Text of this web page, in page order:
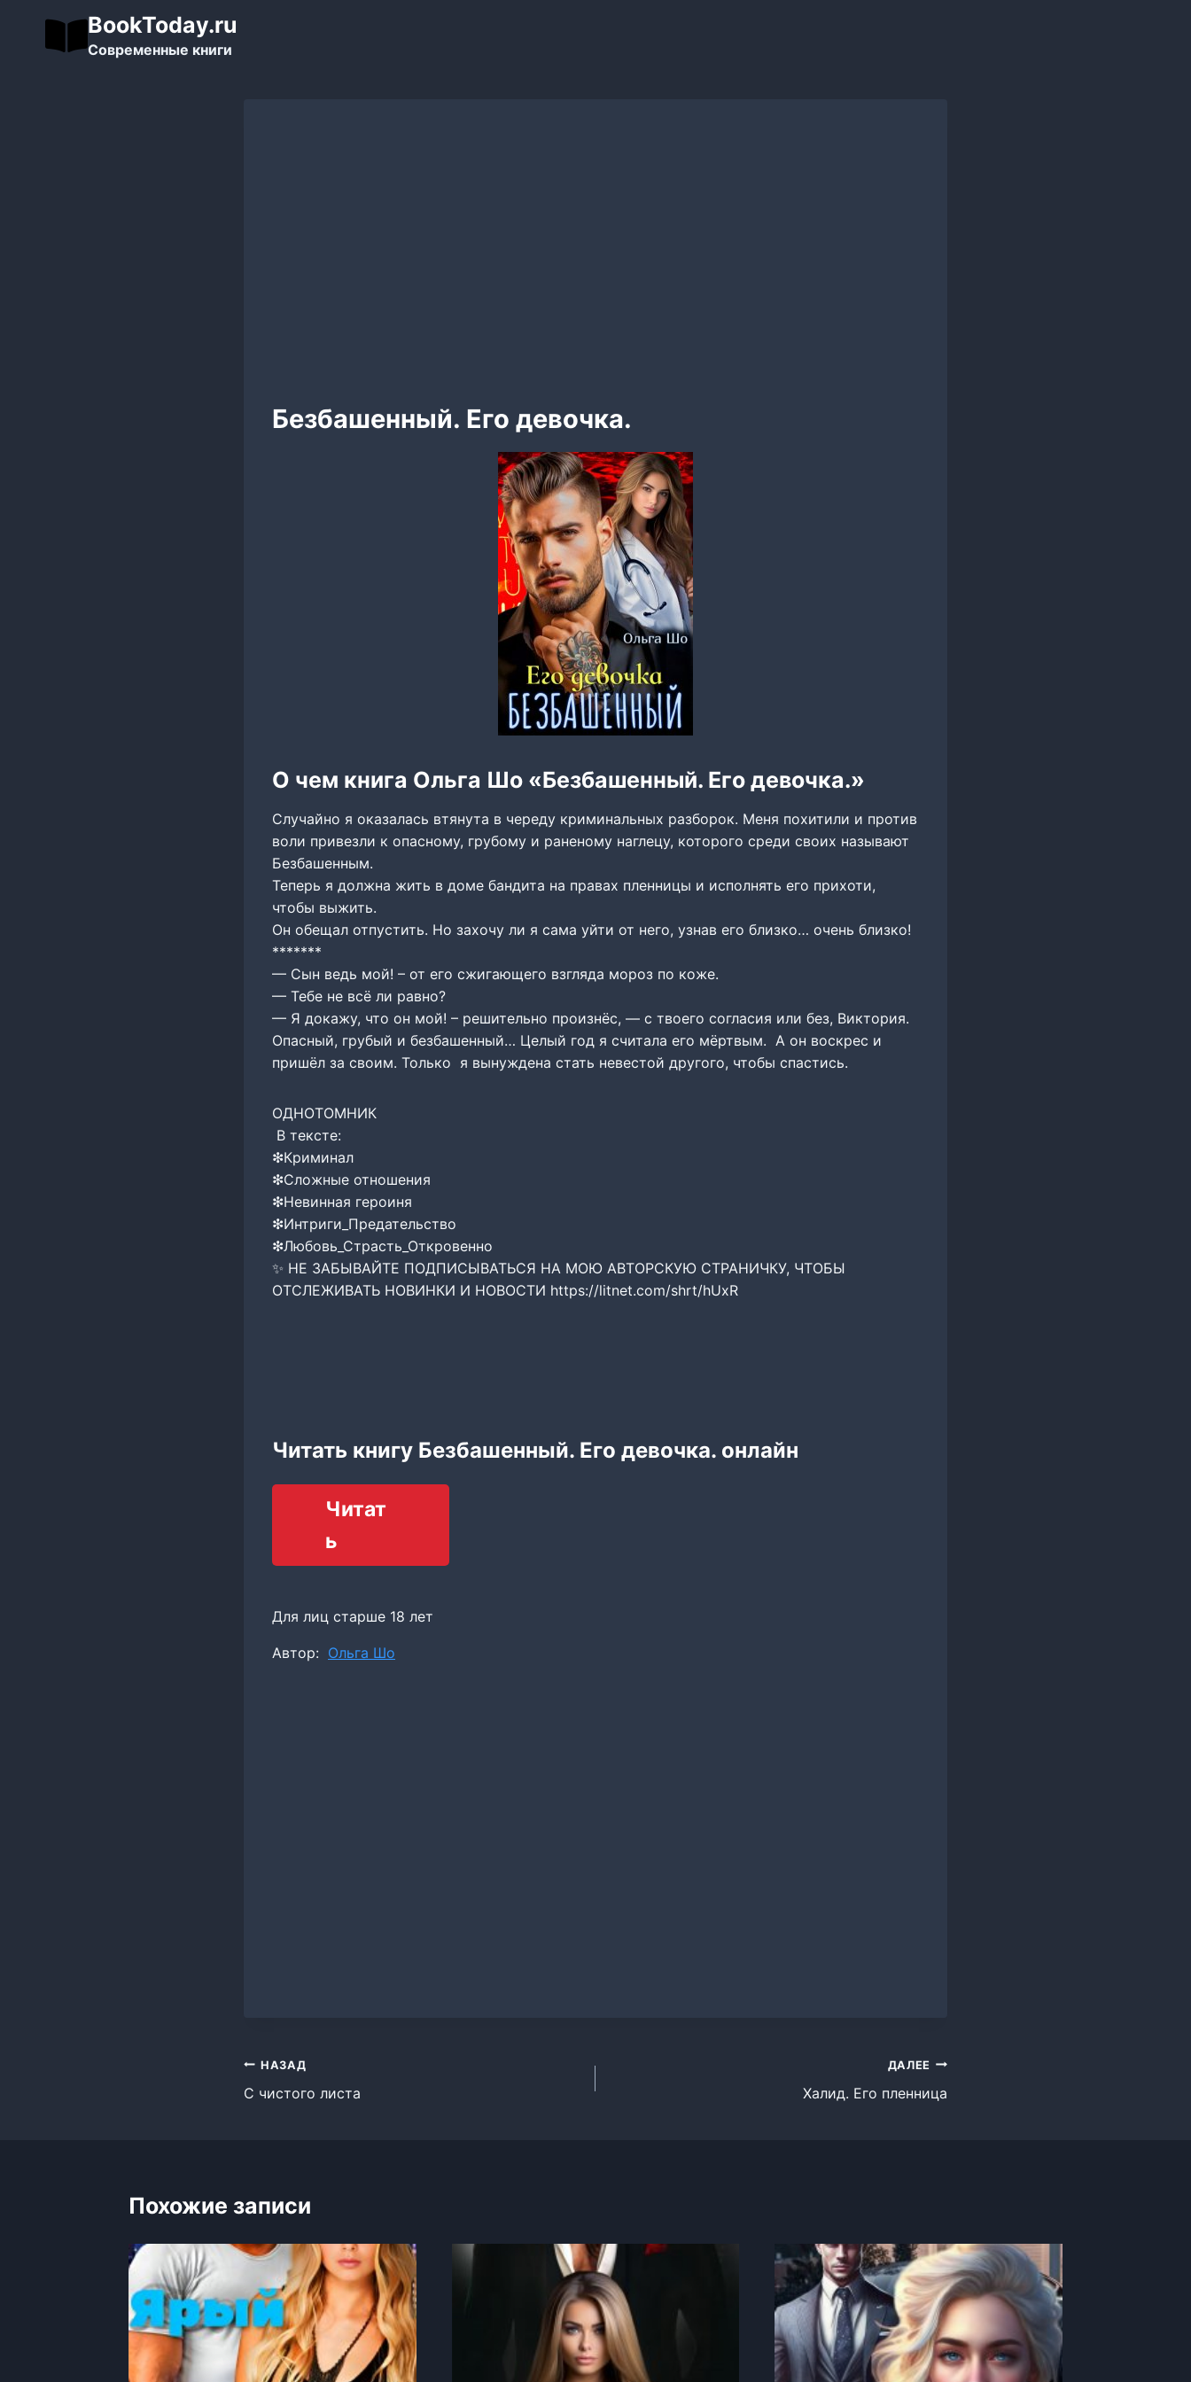
содержимому
BookToday.ru
Современные книги
Безбашенный. Его девочка.
О чем книга Ольга Шо «Безбашенный. Его девочка.»
Случайно я оказалась втянута в череду криминальных разборок. Меня похитили и против
воли привезли к опасному, грубому и раненому наглецу, которого среди своих называют
Безбашенным.
Теперь я должна жить в доме бандита на правах пленницы и исполнять его прихоти,
чтобы выжить.
Он обещал отпустить. Но захочу ли я сама уйти от него, узнав его близко… очень близко!
*******
— Сын ведь мой! – от его сжигающего взгляда мороз по коже.
— Тебе не всё ли равно?
— Я докажу, что он мой! – решительно произнёс, — с твоего согласия или без, Виктория.
Опасный, грубый и безбашенный… Целый год я считала его мёртвым. А он воскрес и
пришёл за своим. Только я вынуждена стать невестой другого, чтобы спастись.
ОДНОТОМНИК
В тексте:
❇︎︎︎Криминал
❇︎︎Сложные отношения
❇︎︎Невинная героиня
❇︎︎Интриги_Предательство
❇︎︎Любовь_Страсть_Откровенно
✨ НЕ ЗАБЫВАЙТЕ ПОДПИСЫВАТЬСЯ НА МОЮ АВТОРСКУЮ СТРАНИЧКУ, ЧТОБЫ
ОТСЛЕЖИВАТЬ НОВИНКИ И НОВОСТИ https://litnet.com/shrt/hUxR
Читать книгу Безбашенный. Его девочка. онлайн
Читат
ь
Для лиц старше 18 лет
Метки
Автор: Ольга Шо
Навигация
по
НАЗАД
С чистого листа
ДАЛЕЕ
Халид. Его пленница
Похожие записи